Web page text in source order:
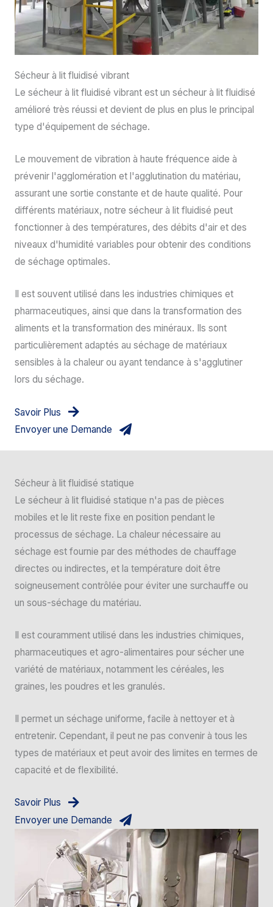
Sécheur à lit fluidisé vibrant
Le sécheur à lit fluidisé vibrant est un sécheur à lit fluidisé
amélioré très réussi et devient de plus en plus le principal
type d'équipement de séchage.
Le mouvement de vibration à haute fréquence aide à
prévenir l'agglomération et l'agglutination du matériau,
assurant une sortie constante et de haute qualité. Pour
différents matériaux, notre sécheur à lit fluidisé peut
fonctionner à des températures, des débits d'air et des
niveaux d'humidité variables pour obtenir des conditions
de séchage optimales.
Il est souvent utilisé dans les industries chimiques et
pharmaceutiques, ainsi que dans la transformation des
aliments et la transformation des minéraux. Ils sont
particulièrement adaptés au séchage de matériaux
sensibles à la chaleur ou ayant tendance à s'agglutiner
lors du séchage.
Savoir Plus
Envoyer une Demande
Sécheur à lit fluidisé statique
Le sécheur à lit fluidisé statique n'a pas de pièces
mobiles et le lit reste fixe en position pendant le
processus de séchage. La chaleur nécessaire au
séchage est fournie par des méthodes de chauffage
directes ou indirectes, et la température doit être
soigneusement contrôlée pour éviter une surchauffe ou
un sous-séchage du matériau.
Il est couramment utilisé dans les industries chimiques,
pharmaceutiques et agro-alimentaires pour sécher une
variété de matériaux, notamment les céréales, les
graines, les poudres et les granulés.
Il permet un séchage uniforme, facile à nettoyer et à
entretenir. Cependant, il peut ne pas convenir à tous les
types de matériaux et peut avoir des limites en termes de
capacité et de flexibilité.
Savoir Plus
Envoyer une Demande